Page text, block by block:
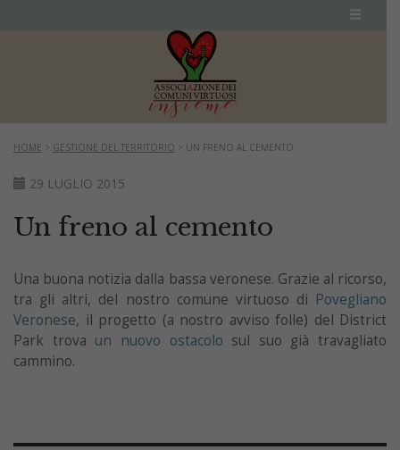
HOME > GESTIONE DEL TERRITORIO > UN FRENO AL CEMENTO
29 LUGLIO 2015
Un freno al cemento
Una buona notizia dalla bassa veronese. Grazie al ricorso,
tra gli altri, del nostro comune virtuoso di Povegliano
Veronese, il progetto (a nostro avviso folle) del District
Park trova un nuovo ostacolo sul suo già travagliato
cammino.